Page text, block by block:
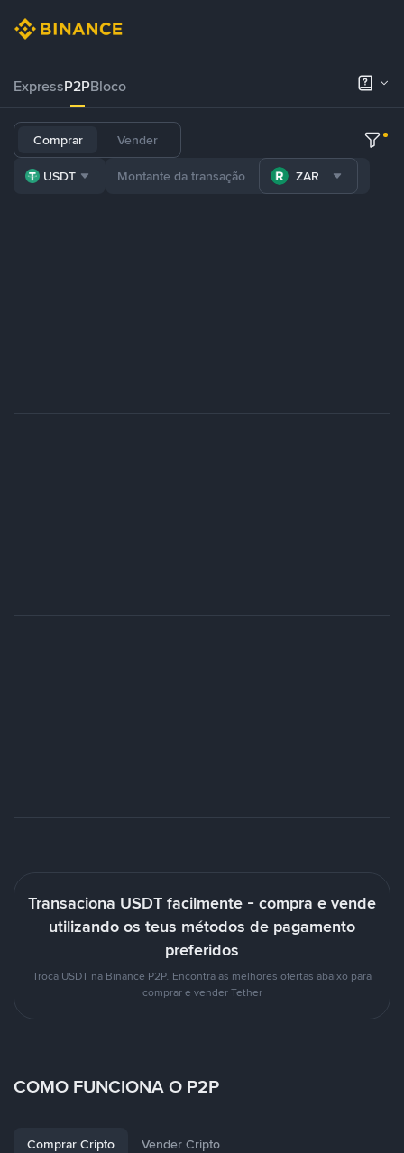
ExpressP2PBloco
Comprar Vender
USDT ZAR
Transaciona USDT facilmente - compra e vende
utilizando os teus métodos de pagamento
preferidos
Troca USDT na Binance P2P. Encontra as melhores ofertas abaixo para
comprar e vender Tether
COMO FUNCIONA O P2P
Comprar Cripto Vender Cripto